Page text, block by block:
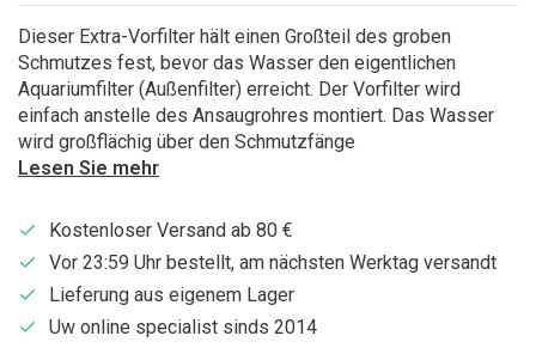
Dieser Extra-Vorfilter hält einen Großteil des groben
Schmutzes fest, bevor das Wasser den eigentlichen
Aquariumfilter (Außenfilter) erreicht. Der Vorfilter wird
einfach anstelle des Ansaugrohres montiert. Das Wasser
wird großflächig über den Schmutzfänge
Lesen Sie mehr
Kostenloser Versand ab 80 €
Vor 23:59 Uhr bestellt, am nächsten Werktag versandt
Lieferung aus eigenem Lager
Uw online specialist sinds 2014